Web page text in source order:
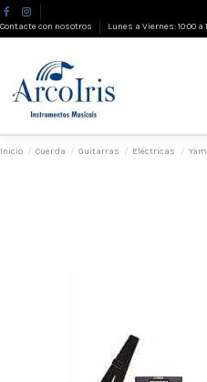
Contacte con nosotros Lunes a Viernes: 10:00 a
Inicio Cuerda Guitarras Eléctricas